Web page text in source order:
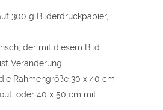
300 g Bilderdruckpapier,
der mit diesem Bild
Veränderung
Rahmengröße 30 x 40 cm
oder 40 x 50 cm mit